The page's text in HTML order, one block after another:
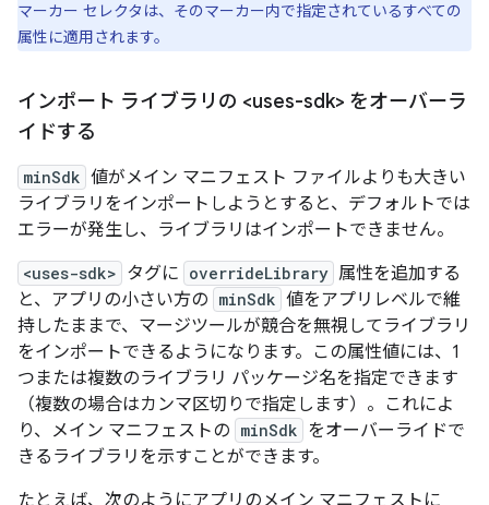
マーカー セレクタは、そのマーカー内で指定されているすべての
属性に適用されます。
インポート ライブラリの <uses-sdk> をオーバーラ
イドする
minSdk 値がメイン マニフェスト ファイルよりも大きい
ライブラリをインポートしようとすると、デフォルトでは
エラーが発生し、ライブラリはインポートできません。
<uses-sdk> タグに overrideLibrary 属性を追加する
と、アプリの小さい方の minSdk 値をアプリレベルで維
持したままで、マージツールが競合を無視してライブラリ
をインポートできるようになります。この属性値には、1
つまたは複数のライブラリ パッケージ名を指定できます
（複数の場合はカンマ区切りで指定します）。これによ
り、メイン マニフェストの minSdk をオーバーライドで
きるライブラリを示すことができます。